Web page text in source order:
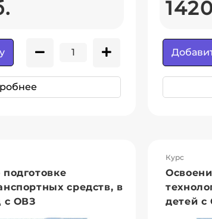
средств, в
с ОВЗ
Курс
детей с